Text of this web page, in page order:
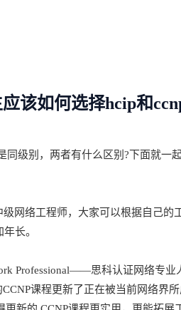
该如何选择hcip和
同级别，两者有什么区别?下面就一
络工程师，大家可以根据自己的
长。
Professional——思科认证网络专业
课程更新了正在被当前网络界